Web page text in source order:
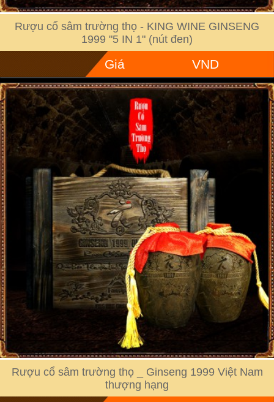
Rượu cổ sâm trường thọ - KING WINE GINSENG
1999 "5 IN 1" (nút đen)
Giá VND
Rượu cổ sâm trường thọ _ Ginseng 1999 Việt Nam
thượng hạng